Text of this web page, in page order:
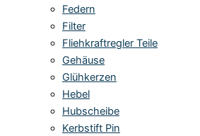
Federn
Filter
Fliehkraftregler Teile
Gehäuse
Glühkerzen
Hebel
Hubscheibe
Kerbstift Pin